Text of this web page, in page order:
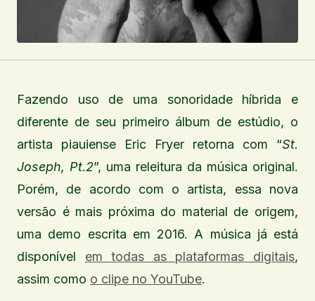
Fazendo uso de uma sonoridade híbrida e
diferente de seu primeiro álbum de estúdio, o
artista piauiense Eric Fryer retorna com “St.
Joseph, Pt.2”, uma releitura da música original.
Porém, de acordo com o artista, essa nova
versão é mais próxima do material de origem,
uma demo escrita em 2016. A música já está
disponível em todas as plataformas digitais,
assim como o clipe no YouTube.